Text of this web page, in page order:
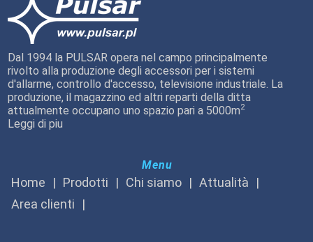
Dal 1994 la PULSAR opera nel campo principalmente
rivolto alla produzione degli accessori per i sistemi
d'allarme, controllo d'accesso, televisione industriale. La
produzione, il magazzino ed altri reparti della ditta
attualmente occupano uno spazio pari a 5000m2
Leggi di piu
Menu
Home Prodotti Chi siamo
Attualità
Area clienti